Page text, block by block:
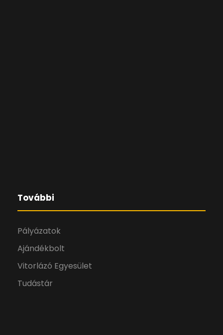
További
Pályázatok
Ajándékbolt
Vitorlázó Egyesület
Tudástár